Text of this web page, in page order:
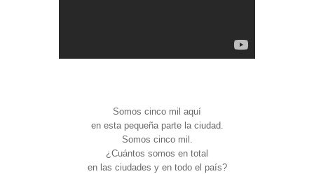
Somos cinco mil aquí
en esta pequeña parte la ciudad.
Somos cinco mil.
¿Cuántos somos en total
en las ciudades y en todo el país?